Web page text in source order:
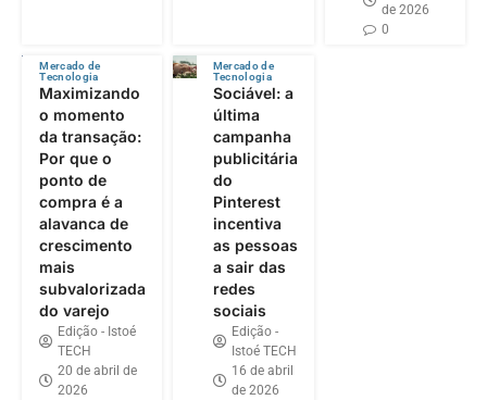
de 2026
0
Mercado de
Tecnologia
Maximizando
o momento
da transação:
Por que o
ponto de
compra é a
alavanca de
crescimento
mais
subvalorizada
do varejo
Edição - Istoé
TECH
20 de abril de
2026
Mercado de
Tecnologia
Sociável: a
última
campanha
publicitária
do
Pinterest
incentiva
as pessoas
a sair das
redes
sociais
Edição -
Istoé TECH
16 de abril
de 2026